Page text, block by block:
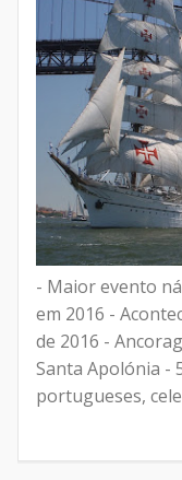
- Maior evento
em 2016 -
de 2016 -
Santa Apolónia -
portugueses,